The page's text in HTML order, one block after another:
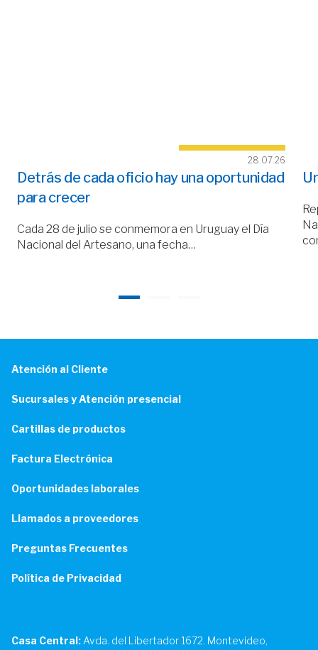
28.07.26
Detrás de cada oficio hay una oportunidad
para crecer
Cada 28 de julio se conmemora en Uruguay el Día
Nacional del Artesano, una fecha…
Atención al Cliente
Sucursales y Atención presencial
Cartillas de productos
Factura Electrónica
Oportunidades laborales
Llamados a proveedores
Preguntas Frecuentes
Política de Privacidad
Casa Central: Avda. del Libertador 1672. Montevideo,